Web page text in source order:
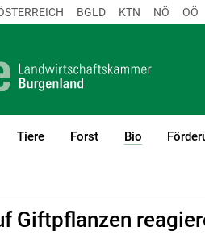
BGLD KTN NÖ OÖ
Tiere Forst Bio
(current)1
Giftpflanzen